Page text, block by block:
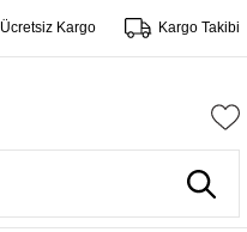
Ücretsiz Kargo Kargo Takibi